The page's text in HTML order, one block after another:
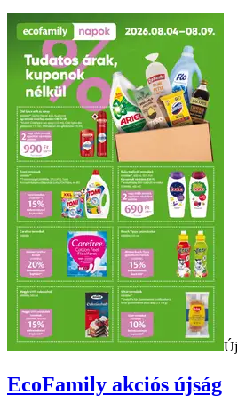
Új
EcoFamily akciós újság